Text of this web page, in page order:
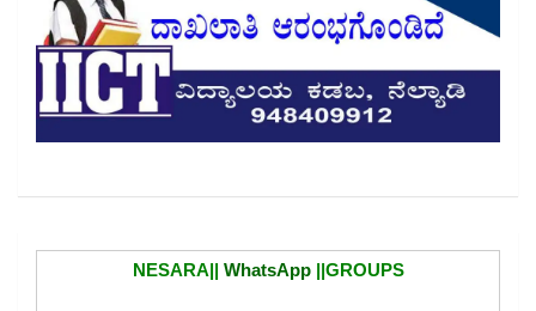
NESARA|| WhatsApp||GROUPS